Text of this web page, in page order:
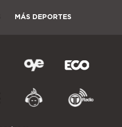
MÁS DEPORTES